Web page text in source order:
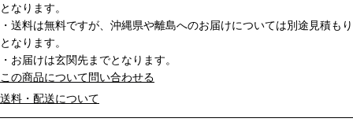
となります。
・送料は無料ですが、沖縄県や離島へのお届けについては別途見積もり
となります。
・お届けは玄関先までとなります。
この商品について問い合わせる
送料・配送について